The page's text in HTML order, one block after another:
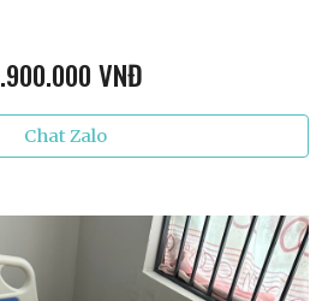
.900.000 VNĐ
Chat Zalo